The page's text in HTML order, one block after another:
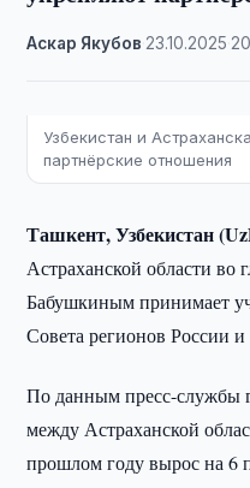
Аскар Якубов 23.10.2025
Узбекистан и
партнёрские отношения
Ташкент, Узбекистан
Астраханской области во
Бабушкиным принимает
Совета регионов России и
По данным пресс-службы
между Астраханской
прошлом году вырос на 6